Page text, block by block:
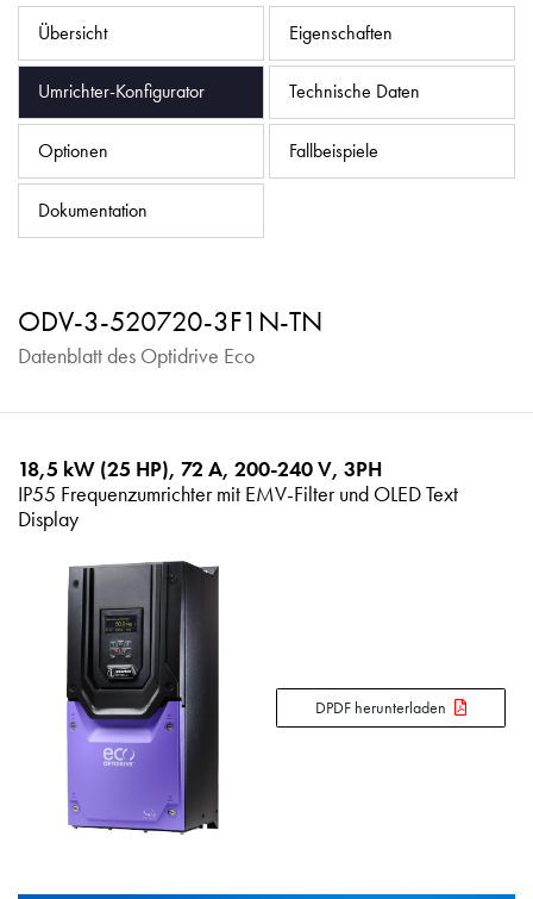
Übersicht Eigenschaften
Umrichter-Konfigurator Technische Daten
Optionen Fallbeispiele
Dokumentation
ODV-3-520720-3F1N-TN
Datenblatt des Optidrive Eco
18,5 kW (25 HP), 72 A, 200-240 V, 3PH
IP55 Frequenzumrichter mit EMV-Filter und OLED Text
Display
DPDF herunterladen
Datenschutzrichtlinie
Sitemap